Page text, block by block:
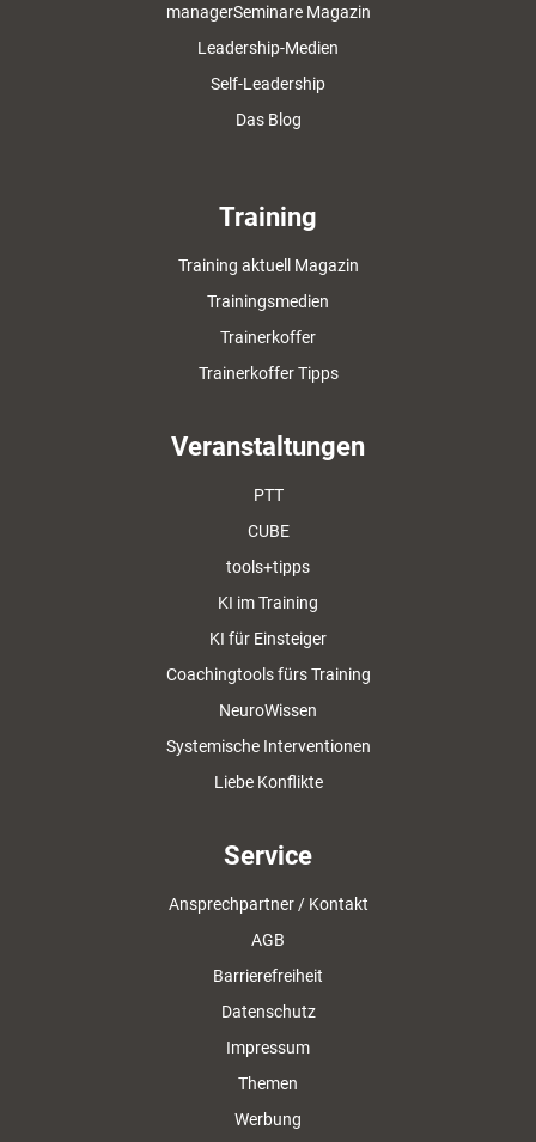
managerSeminare Magazin
Leadership-Medien
Self-Leadership
Das Blog
Training
Training aktuell Magazin
Trainingsmedien
Trainerkoffer
Trainerkoffer Tipps
Veranstaltungen
PTT
CUBE
tools+tipps
KI im Training
KI für Einsteiger
Coachingtools fürs Training
NeuroWissen
Systemische Interventionen
Liebe Konflikte
Service
Ansprechpartner / Kontakt
AGB
Barrierefreiheit
Datenschutz
Impressum
Themen
Werbung